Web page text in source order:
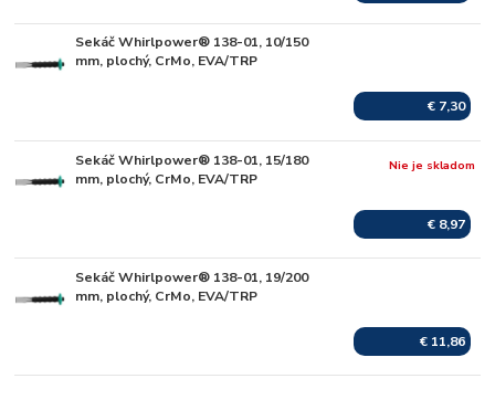
Sekáč Whirlpower® 138-01, 10/150
mm, plochý, CrMo, EVA/TRP
€ 7,30
Sekáč Whirlpower® 138-01, 15/180
mm, plochý, CrMo, EVA/TRP
€ 8,97
Nie je skladom
Sekáč Whirlpower® 138-01, 19/200
mm, plochý, CrMo, EVA/TRP
€ 11,86